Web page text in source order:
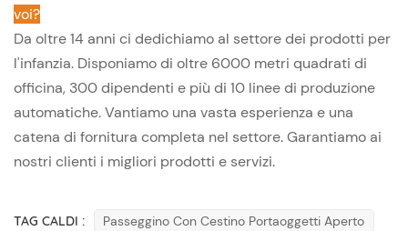
voi?
Da oltre 14 anni ci dedichiamo al settore dei prodotti per
l'infanzia. Disponiamo di oltre 6000 metri quadrati di
officina, 300 dipendenti e più di 10 linee di produzione
automatiche. Vantiamo una vasta esperienza e una
catena di fornitura completa nel settore. Garantiamo ai
nostri clienti i migliori prodotti e servizi.
TAG CALDI :
Passeggino Con Cestino Portaoggetti Aperto